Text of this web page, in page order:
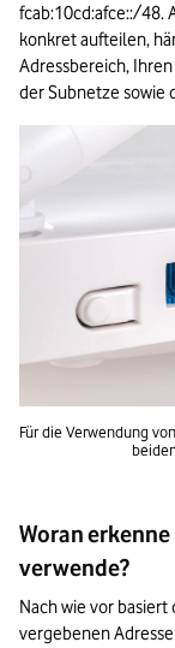
fcab:10cd:afce::/48.
konkret aufteilen,
Adressbereich,
der Subnetze sowie
Für die Verwendung
Woran
verwende?
Nach wie vor
vergebenen